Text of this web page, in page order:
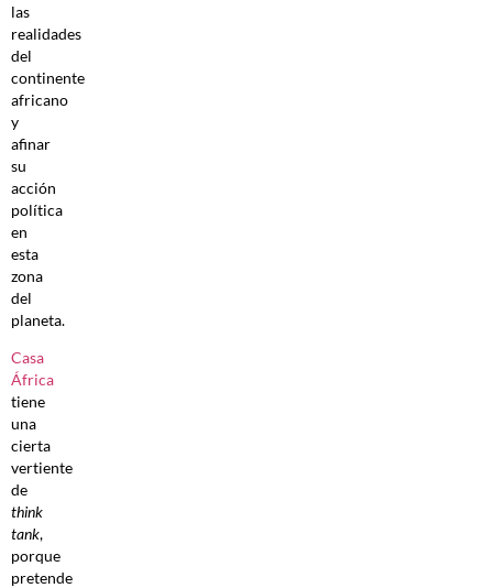
las
realidades
del
continente
africano
y
afinar
su
acción
política
en
esta
zona
del
planeta.
Casa
África
tiene
una
cierta
vertiente
de
think
tank,
porque
pretende